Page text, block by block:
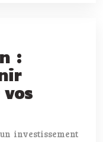
:
investissement